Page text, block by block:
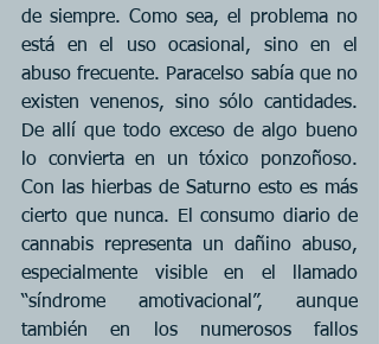
de siempre. Como sea, el problema no
está en el uso ocasional, sino en el
abuso frecuente. Paracelso sabía que no
existen venenos, sino sólo cantidades.
De allí que todo exceso de algo bueno
lo convierta en un tóxico ponzoñoso.
Con las hierbas de Saturno esto es más
cierto que nunca. El consumo diario de
cannabis representa un dañino abuso,
especialmente visible en el llamado
“síndrome amotivacional”, aunque
también en los numerosos fallos